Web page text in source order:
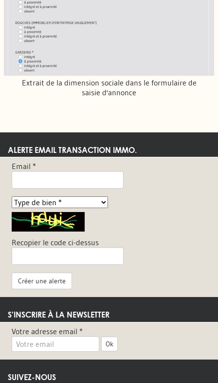
Extrait de la dimension sociale dans le formulaire de
saisie d'annonce
ALERTE EMAIL TRANSACTION IMMO.
Email *
Recopier le code ci-dessus
Créer une alerte
S'INSCRIRE À LA NEWSLETTER
Votre adresse email *
Ok
SUIVEZ-NOUS